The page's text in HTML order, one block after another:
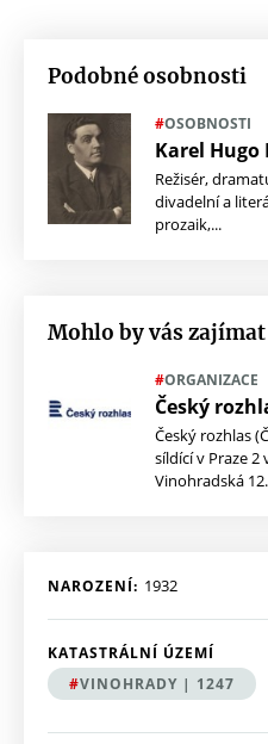
face twitt linke
Podobné osobnosti
#OSOBNOSTI
Karel Hugo
Režisér,
divadelní a
prozaik,...
Mohlo by vás zajímat
#ORGANIZACE
Český
Český rozhlas
síldící v Praze
Vinohradská
NAROZENÍ 1932
KATASTRÁLNÍ ÚZEMÍ
VINOHRADY | 1247